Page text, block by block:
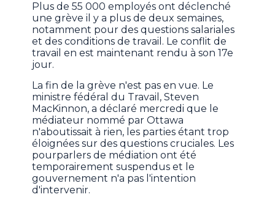
Plus de 55 000 employés ont déclenché
une grève il y a plus de deux semaines,
notamment pour des questions salariales
et des conditions de travail. Le conflit de
travail en est maintenant rendu à son 17e
jour.
La fin de la grève n'est pas en vue. Le
ministre fédéral du Travail, Steven
MacKinnon, a déclaré mercredi que le
médiateur nommé par Ottawa
n'aboutissait à rien, les parties étant trop
éloignées sur des questions cruciales. Les
pourparlers de médiation ont été
temporairement suspendus et le
gouvernement n'a pas l'intention
d'intervenir.